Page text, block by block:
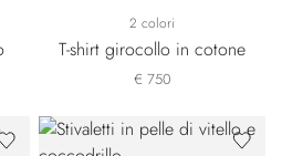
2 colori
T-shirt girocollo in cotone
€ 750